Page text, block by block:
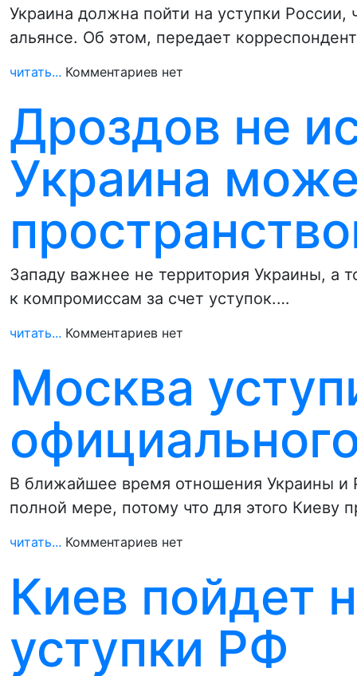
Украина должна пойти на уступки России,
альянсе. Об этом, передает
читать... Комментариев нет
Дроздов не
Украина
Западу важнее не территория Украины, а
к компромиссам за счет уступок.…
читать... Комментариев нет
Москва
В ближайшее время отношения Украины и
полной мере, потому что для этого Киеву
читать... Комментариев нет
Киев пойдет
уступки РФ